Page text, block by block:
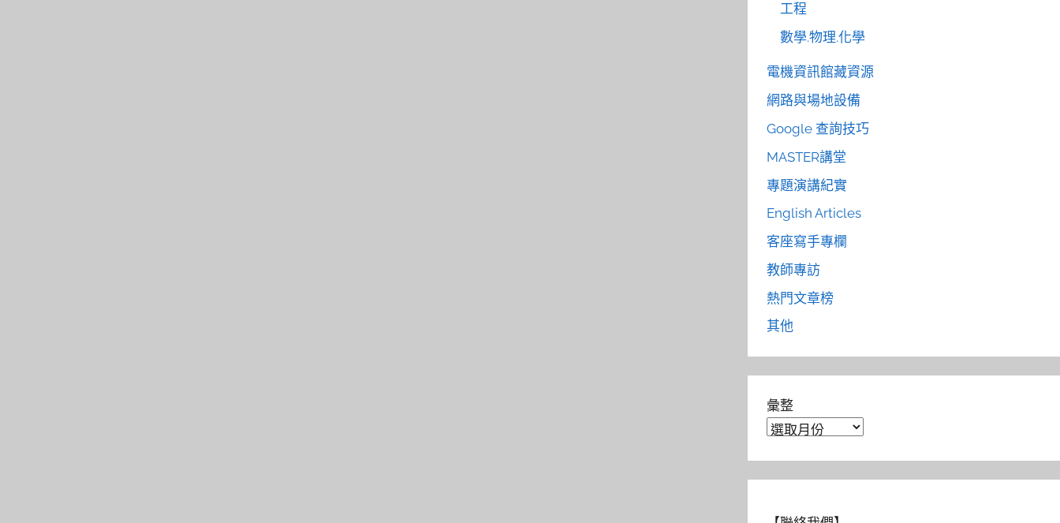
工程
數學.物理.化學
電機資訊館藏資源
網路與場地設備
Google 查詢技巧
MASTER講堂
專題演講紀實
English Articles
客座寫手專欄
教師專訪
熱門文章榜
其他
彙整